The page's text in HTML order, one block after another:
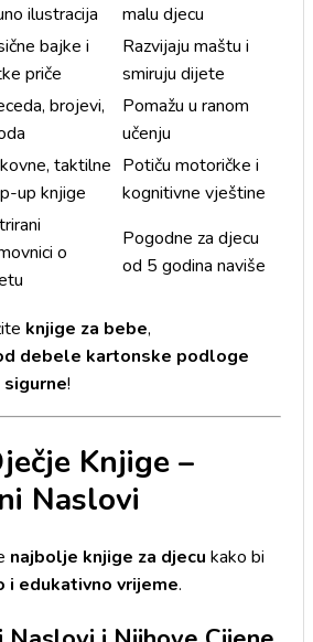
ilustracija
malu djecu
bajke i
priče
Razvijaju maštu i
smiruju dijete
brojevi,
Pomažu u ranom
učenju
taktilne
up knjige
Potiču motoričke i
kognitivne vještine
o
Pogodne za djecu
od 5 godina naviše
knjige za bebe,
debele kartonske podloge
!
Knjige –
Naslovi
najbolje knjige za djecu kako bi
i edukativno vrijeme.